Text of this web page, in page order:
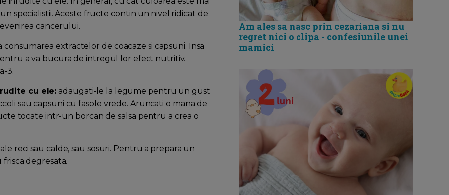
specialistii. Aceste fructe contin un nivel ridicat de
cancerului.
extractelor de coacaze si capsuni. Insa
a va bucura de intregul lor efect nutritiv.
3.
cu ele: adaugati-le la legume pentru un gust
sau capsuni cu fasole vrede. Aruncati o mana de
tocate intr-un borcan de salsa pentru a crea o
reci sau calde, sau sosuri. Pentru a prepara un
degresata.
Am ales sa nasc prin cezariana si nu
regret nici o clipa - confesiunile unei
mamici